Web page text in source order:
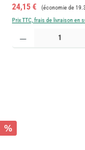
Prix de vente :
24,15 € Prix régulier :
(économie de
Prix TTC, frais de livraison en
Quantité de produit :
%